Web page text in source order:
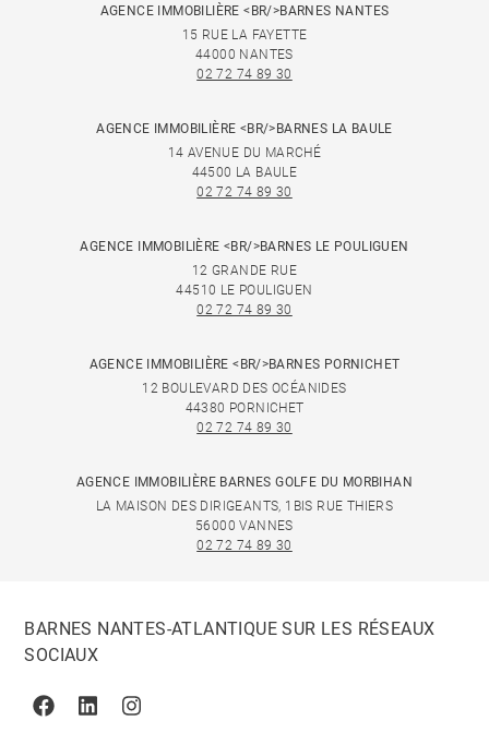
AGENCE IMMOBILIÈRE <BR/>BARNES NANTES
15 RUE LA FAYETTE
44000 NANTES
02 72 74 89 30
AGENCE IMMOBILIÈRE <BR/>BARNES LA BAULE
14 AVENUE DU MARCHÉ
44500 LA BAULE
02 72 74 89 30
AGENCE IMMOBILIÈRE <BR/>BARNES LE POULIGUEN
12 GRANDE RUE
44510 LE POULIGUEN
02 72 74 89 30
AGENCE IMMOBILIÈRE <BR/>BARNES PORNICHET
12 BOULEVARD DES OCÉANIDES
44380 PORNICHET
02 72 74 89 30
AGENCE IMMOBILIÈRE BARNES GOLFE DU MORBIHAN
LA MAISON DES DIRIGEANTS, 1BIS RUE THIERS
56000 VANNES
02 72 74 89 30
BARNES NANTES-ATLANTIQUE SUR LES RÉSEAUX
SOCIAUX
FacebookLinkedinInstagram